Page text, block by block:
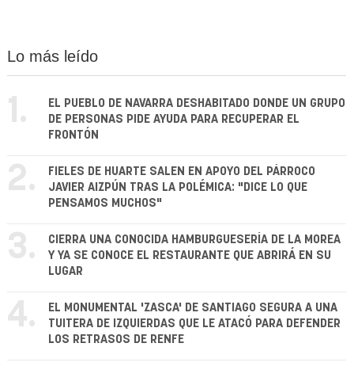
Lo más leído
1.
EL PUEBLO DE NAVARRA DESHABITADO DONDE UN GRUPO
DE PERSONAS PIDE AYUDA PARA RECUPERAR EL
FRONTÓN
2.
FIELES DE HUARTE SALEN EN APOYO DEL PÁRROCO
JAVIER AIZPÚN TRAS LA POLÉMICA: "DICE LO QUE
PENSAMOS MUCHOS"
3.
CIERRA UNA CONOCIDA HAMBURGUESERÍA DE LA MOREA
Y YA SE CONOCE EL RESTAURANTE QUE ABRIRÁ EN SU
LUGAR
4.
EL MONUMENTAL 'ZASCA' DE SANTIAGO SEGURA A UNA
TUITERA DE IZQUIERDAS QUE LE ATACÓ PARA DEFENDER
LOS RETRASOS DE RENFE